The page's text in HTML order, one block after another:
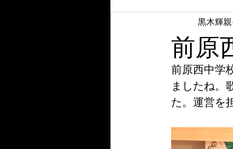
前原
黒木輝親
前原西中学
ましたね。
た。運営を